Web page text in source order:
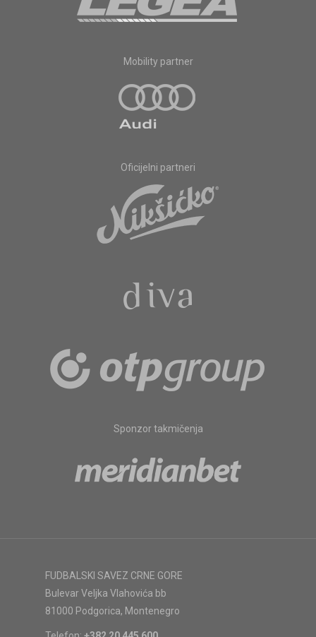
Mobility partner
Oficijelni partneri
Sponzor takmičenja
FUDBALSKI SAVEZ CRNE GORE
Bulevar Veljka Vlahovića bb
81000 Podgorica, Montenegro